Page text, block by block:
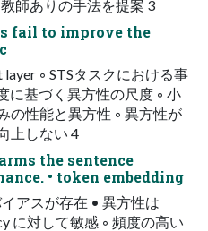
師ありの手法を提案 3
fail to improve the
◦ STSタスクにおける事
に基づく異方性の尺度 ◦ 小
の性能と異方性 ◦ 異方性が
上しない 4
the sentence
• token embedding
アスが存在 • 異方性は
に対して敏感 ◦ 頻度の高い